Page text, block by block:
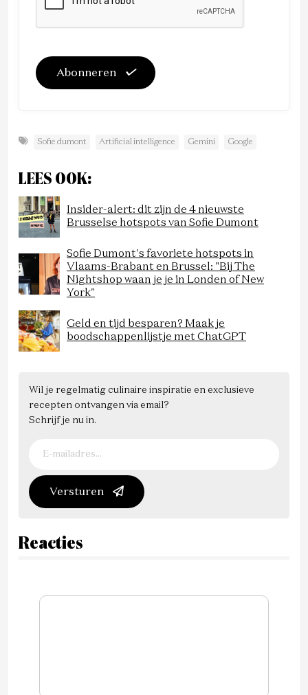
Abonneren
Sofie dumont Artificial intelligence Gemini Google
LEES OOK:
Insider-alert: dit zijn de 4 nieuwste
Brusselse hotspots van Sofie Dumont
Sofie Dumont's favoriete hotspots in
Vlaams-Brabant en Brussel: "Bij The
Nightshop waan je je in Londen of New
York"
Geld en tijd besparen? Maak je
boodschappenlijstje met ChatGPT
Wil je regelmatig culinaire inspiratie en exclusieve
recepten ontvangen via email?
Schrijf je nu in.
Versturen
Reacties